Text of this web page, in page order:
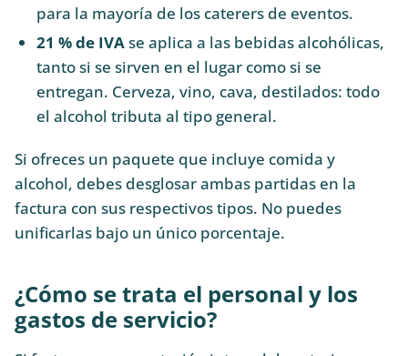
para la mayoría de los caterers de eventos.
21 % de IVAse aplica a las bebidas alcohólicas,
tanto si se sirven en el lugar como si se
entregan. Cerveza, vino, cava, destilados: todo
el alcohol tributa al tipo general.
Si ofreces un paquete que incluye comida y
alcohol, debes desglosar ambas partidas en la
factura con sus respectivos tipos. No puedes
unificarlas bajo un único porcentaje.
¿Cómo se trata el personal y los
gastos de servicio?